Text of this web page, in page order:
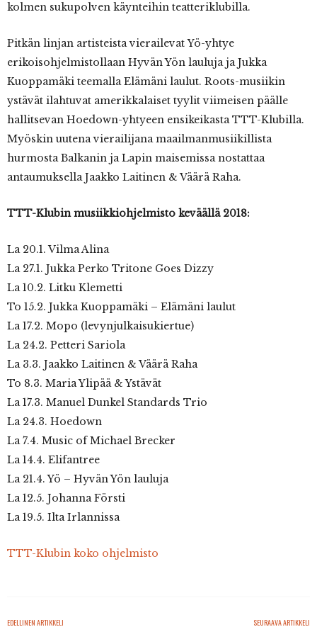
kolmen sukupolven käynteihin teatteriklubilla.
Pitkän linjan artisteista vierailevat Yö-yhtye
erikoisohjelmistollaan Hyvän Yön lauluja ja Jukka
Kuoppamäki teemalla Elämäni laulut. Roots-musiikin
ystävät ilahtuvat amerikkalaiset tyylit viimeisen päälle
hallitsevan Hoedown-yhtyeen ensikeikasta TTT-Klubilla.
Myöskin uutena vierailijana maailmanmusiikillista
hurmosta Balkanin ja Lapin maisemissa nostattaa
antaumuksella Jaakko Laitinen & Väärä Raha.
TTT-Klubinmusiikkiohjelmisto keväällä 2018:
La 20.1. Vilma Alina
La 27.1. Jukka Perko Tritone Goes Dizzy
La 10.2. Litku Klemetti
To 15.2. Jukka Kuoppamäki – Elämäni laulut
La 17.2. Mopo (levynjulkaisukiertue)
La 24.2. Petteri Sariola
La 3.3. Jaakko Laitinen & Väärä Raha
To 8.3. Maria Ylipää & Ystävät
La 17.3. Manuel Dunkel Standards Trio
La 24.3. Hoedown
La 7.4. Music of Michael Brecker
La 14.4. Elifantree
La 21.4. Yö – Hyvän Yön lauluja
La 12.5. Johanna Försti
La 19.5. Ilta Irlannissa
TTT-Klubin koko ohjelmisto
EDELLINEN ARTIKKELI SEURAAVA ARTIKKELI